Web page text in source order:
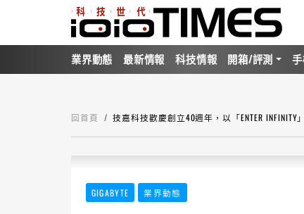
業界動態 最新情報 科技情報 開箱/評測
回首頁 技嘉科技歡慶創立40週年，以「ENTER INFINITY
GIGABYTE 業界動態